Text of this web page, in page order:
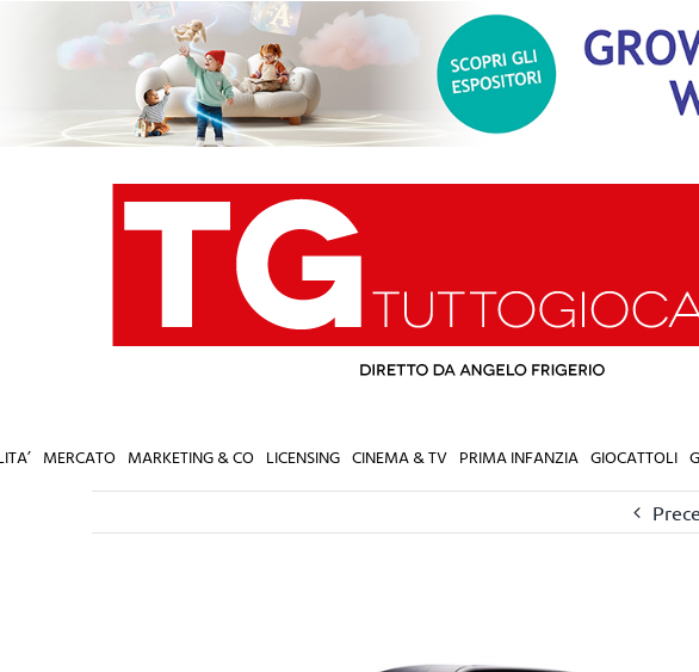
MERCATO MARKETING & CO LICENSING CINEMA & TV PRIMA INFANZIA GIOCATTOLI